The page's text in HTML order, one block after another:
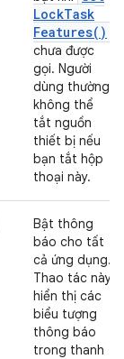
LockTask
Features( )
chưa được
gọi. Người
dùng thường
không thể
tắt nguồn
thiết bị nếu
bạn tắt hộp
thoại này.
Bật thông
báo cho tất
cả ứng dụng.
Thao tác này
hiển thị các
biểu tượng
thông báo
trong thanh